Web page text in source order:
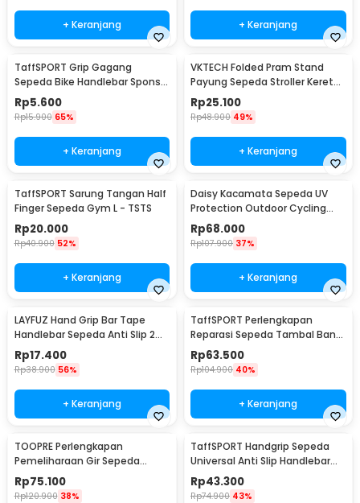
+ Keranjang + Keranjang
TaffSPORT Grip Gagang
Sepeda Bike Handlebar Spons
Grip 1 Pair - GH-081H
Rp5.600
Rp15.900 65%
+ Keranjang
VKTECH Folded Pram Stand
Payung Sepeda Stroller Kereta
Bayi - LS4G
Rp25.100
Rp48.900 49%
+ Keranjang
TaffSPORT Sarung Tangan Half
Finger Sepeda Gym L - TSTS
Rp20.000
Rp40.900 52%
+ Keranjang
Daisy Kacamata Sepeda UV
Protection Outdoor Cycling
Sunglasses - X7
Rp68.000
Rp107.900 37%
+ Keranjang
LAYFUZ Hand Grip Bar Tape
Handlebar Sepeda Anti Slip 2
Roll - 70616
Rp17.400
Rp38.900 56%
+ Keranjang
TaffSPORT Perlengkapan
Reparasi Sepeda Tambal Ban
16 in 1 - PP06S
Rp63.500
Rp104.900 40%
+ Keranjang
TOOPRE Perlengkapan
Pemeliharaan Gir Sepeda
Hydraulic Brake Bleed Kit - 2021
Rp75.100
Rp120.900 38%
TaffSPORT Handgrip Sepeda
Universal Anti Slip Handlebar
Grip - BT1001
Rp43.300
Rp74.900 43%